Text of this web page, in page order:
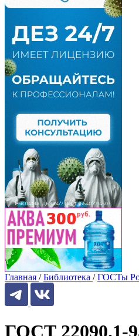
Главная / Библиотека / ГОСТы
ГОСТ 22090.1-